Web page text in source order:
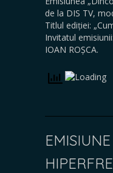
de la DIS TV,
Titlul ediției:
Invitatul
IOAN ROȘCA.